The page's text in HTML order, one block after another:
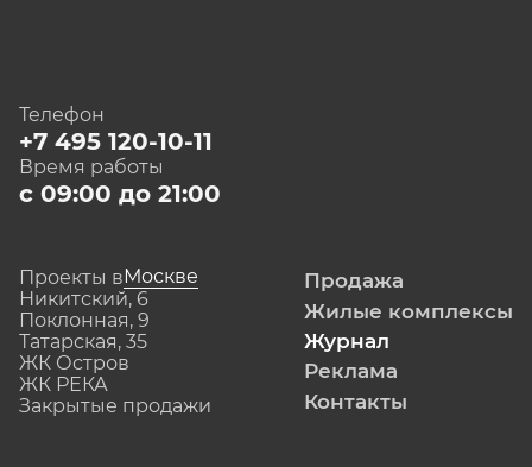
Телефон
+7 495 120-10-11
Время работы
с 09:00 до 21:00
Проекты вМоскве
Никитский, 6
Поклонная, 9
Татарская, 35
ЖК Остров
ЖК РЕКА
Закрытые продажи
Продажа
Жилые комплексы
Журнал
Реклама
Контакты